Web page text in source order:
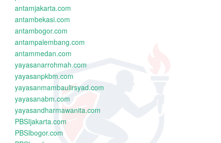
antamjakarta.com
antambekasi.com
antambogor.com
antampalembang.com
antammedan.com
yayasanarrohmah.com
yayasanpkbm.com
yayasanmambaulirsyad.com
yayasanabm.com
yayasandharmawanita.com
PBSIjakarta.com
PBSIbogor.com